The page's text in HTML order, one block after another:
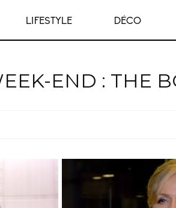
LIFESTYLE DÉCO
END : THE